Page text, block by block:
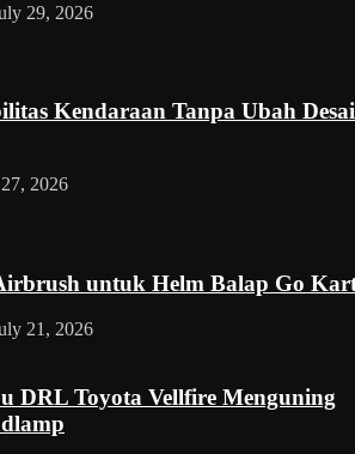
29, 2026
Kendaraan Tanpa Ubah
2026
untuk Helm Balap Go
21, 2026
DRL Toyota Vellfire Menguning